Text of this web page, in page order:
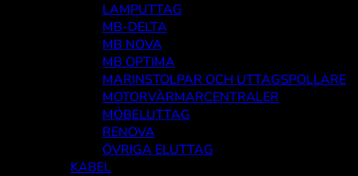
LAMPUTTAG
MB-DELTA
MB NOVA
MB OPTIMA
MARINSTOLPAR OCH UTTAGSPOLLARE
MOTORVÄRMARCENTRALER
MÖBELUTTAG
RENOVA
ÖVRIGA ELUTTAG
KABEL